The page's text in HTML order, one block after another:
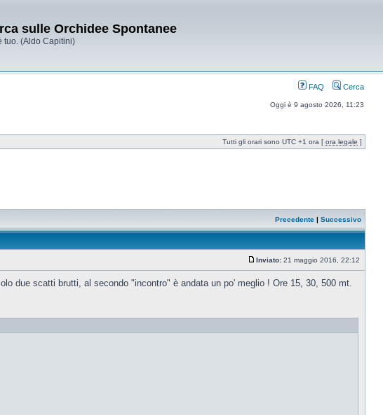
sulle Orchidee Spontanee
tuo. (Aldo Capitini)
FAQ Cerca
Oggi è 9 agosto 2026, 11:23
Tutti gli orari sono UTC +1 ora [ ora legale ]
Precedente | Successivo
Inviato: 21 maggio 2016, 22:12
due scatti brutti, al secondo "incontro" è andata un po' meglio ! Ore 15, 30, 500 mt.